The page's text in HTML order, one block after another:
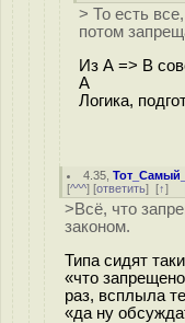
> То есть
потом
Из А => B
A
Логика,
4.35 ,
[^^^] [ответить] [↑]
>Всё, что
законом.
Типа сидят
«что
раз, всплыла
«да ну